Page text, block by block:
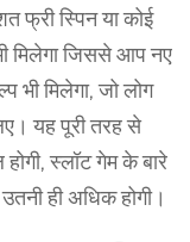
फ्री स्पिन या कोई
मिलेगा जिससे आप नए
मिलेगा, जो लोग
यह पूरी तरह से
स्लॉट गेम के बारे
ही अधिक होगी।